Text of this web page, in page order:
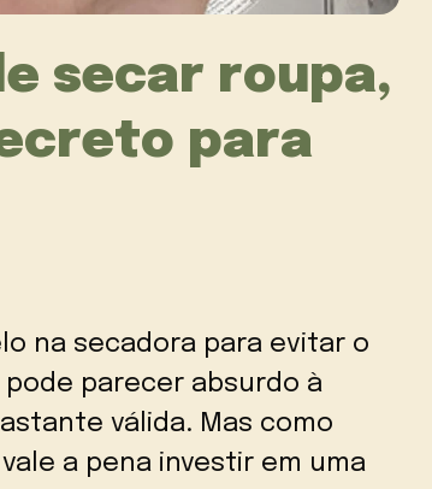
secar roupa,
para
na secadora para evitar o
parecer absurdo à
válida. Mas como
a pena investir em uma